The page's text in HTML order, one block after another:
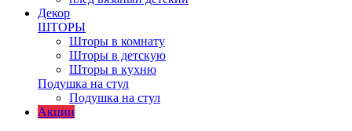
Декор
ШТОРЫ
Шторы в комнату
Шторы в детскую
Шторы в кухню
Подушка на стул
Подушка на стул
Акции